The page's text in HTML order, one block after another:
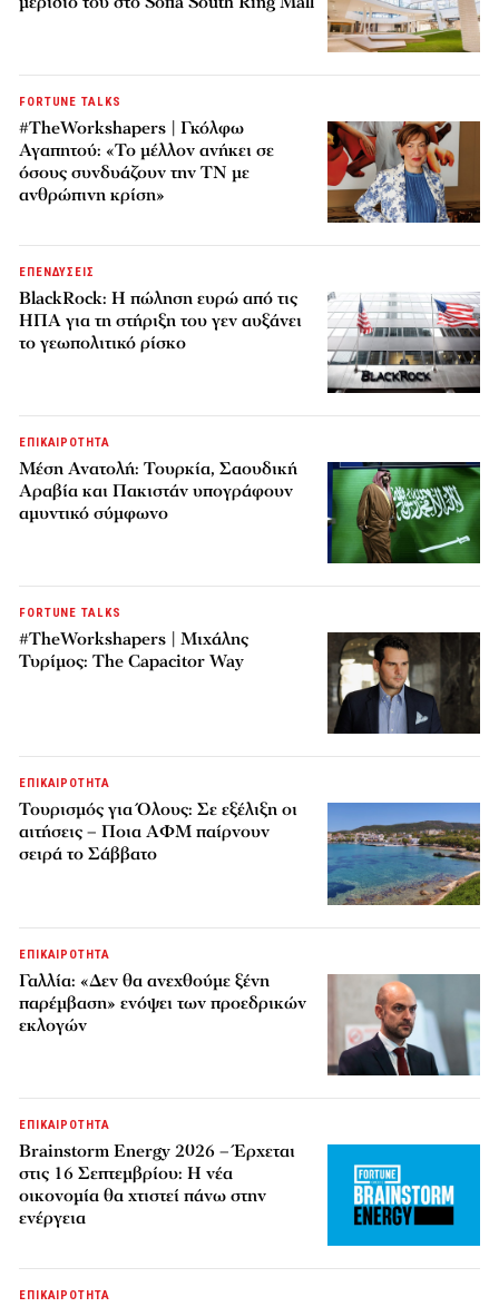
FORTUNE TALKS
#TheWorkshapers | Γκόλφω
Αγαπητού: «Το μέλλον ανήκει σε
όσους συνδυάζουν την ΤΝ με
ανθρώπινη κρίση»
ΕΠΕΝΔΥΣΕΙΣ
BlackRock: Η πώληση ευρώ από τις
ΗΠΑ για τη στήριξη του γεν αυξάνει
το γεωπολιτικό ρίσκο
ΕΠΙΚΑΙΡΟΤΗΤΑ
Μέση Ανατολή: Τουρκία, Σαουδική
Αραβία και Πακιστάν υπογράφουν
αμυντικό σύμφωνο
FORTUNE TALKS
#TheWorkshapers | Μιχάλης
Τυρίμος: The Capacitor Way
ΕΠΙΚΑΙΡΟΤΗΤΑ
Τουρισμός για Όλους: Σε εξέλιξη οι
αιτήσεις – Ποια ΑΦΜ παίρνουν
σειρά το Σάββατο
ΕΠΙΚΑΙΡΟΤΗΤΑ
Γαλλία: «Δεν θα ανεχθούμε ξένη
παρέμβαση» ενόψει των προεδρικών
εκλογών
ΕΠΙΚΑΙΡΟΤΗΤΑ
Brainstorm Energy 2026 – Έρχεται
στις 16 Σεπτεμβρίου: Η νέα
οικονομία θα χτιστεί πάνω στην
ενέργεια
ΕΠΙΚΑΙΡΟΤΗΤΑ